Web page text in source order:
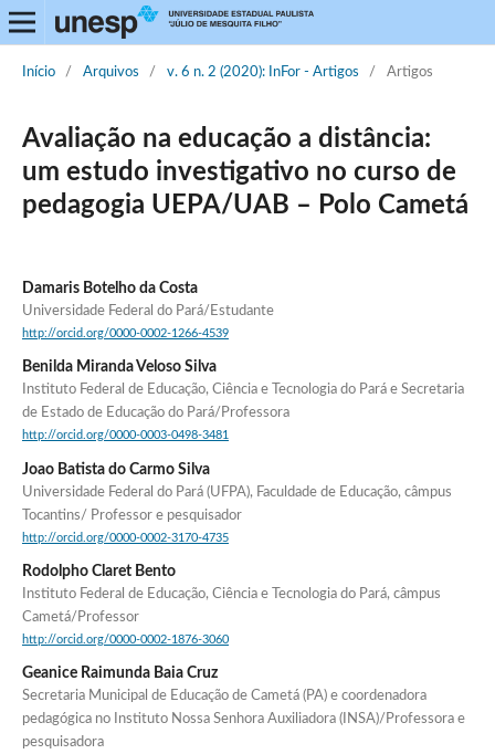
Início / Arquivos / v. 6 n. 2 (2020): InFor - Artigos / Artigos
Avaliação na educação a distância:
um estudo investigativo no curso de
pedagogia UEPA/UAB – Polo Cametá
Damaris Botelho da Costa
Universidade Federal do Pará/Estudante
http://orcid.org/0000-0002-1266-4539
Benilda Miranda Veloso Silva
Instituto Federal de Educação, Ciência e Tecnologia do Pará e Secretaria
de Estado de Educação do Pará/Professora
http://orcid.org/0000-0003-0498-3481
Joao Batista do Carmo Silva
Universidade Federal do Pará (UFPA), Faculdade de Educação, câmpus
Tocantins/ Professor e pesquisador
http://orcid.org/0000-0002-3170-4735
Rodolpho Claret Bento
Instituto Federal de Educação, Ciência e Tecnologia do Pará, câmpus
Cametá/Professor
http://orcid.org/0000-0002-1876-3060
Geanice Raimunda Baia Cruz
Secretaria Municipal de Educação de Cametá (PA) e coordenadora
pedagógica no Instituto Nossa Senhora Auxiliadora (INSA)/Professora e
pesquisadora